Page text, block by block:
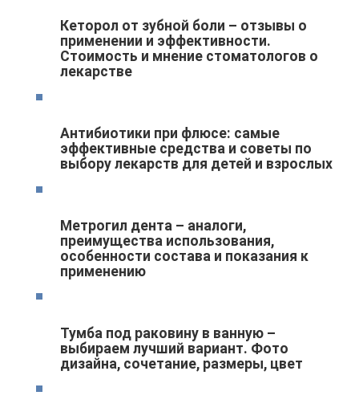
Кеторол от зубной боли – отзывы о
применении и эффективности.
Стоимость и мнение стоматологов о
лекарстве
Антибиотики при флюсе: самые
эффективные средства и советы по
выбору лекарств для детей и взрослых
Метрогил дента – аналоги,
преимущества использования,
особенности состава и показания к
применению
Тумба под раковину в ванную –
выбираем лучший вариант. Фото
дизайна, сочетание, размеры, цвет